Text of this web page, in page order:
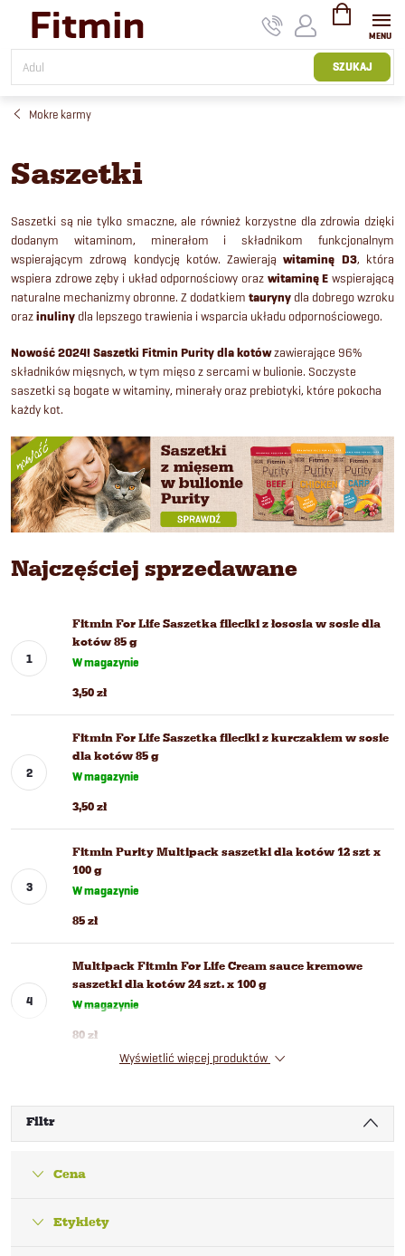
treści
SZUKAJ
KOSZYK
Mokre karmy
Saszetki
Saszetki są nie tylko smaczne, ale również korzystne dla zdrowia dzięki
dodanym witaminom, minerałom i składnikom funkcjonalnym
wspierającym zdrową kondycję kotów. Zawierająwitaminę D3, która
wspiera zdrowe zęby i układ odpornościowy oraz witaminę E wspierającą
naturalne mechanizmy obronne. Z dodatkiem tauryny dla dobrego wzroku
orazinuliny dla lepszego trawienia i wsparcia układu odpornościowego.
Nowość 2024! Saszetki Fitmin Purity dla kotówzawierające 96%
składników mięsnych, w tym mięso z sercami w bulionie. Soczyste
saszetki są bogate w witaminy, minerały oraz prebiotyki, które pokocha
każdy kot.
Najczęściej sprzedawane
Fitmin For Life Saszetka fileciki z łososia w sosie dla
kotów 85 g
W magazynie
3,50 zł
Fitmin For Life Saszetka fileciki z kurczakiem w sosie
dla kotów 85 g
W magazynie
3,50 zł
Fitmin Purity Multipack saszetki dla kotów 12 szt x
100 g
W magazynie
85 zł
Multipack Fitmin For Life Cream sauce kremowe
saszetki dla kotów 24 szt. x 100 g
W magazynie
80 zł
Wyświetlić więcej produktów
Filtr
Cena
Etykiety